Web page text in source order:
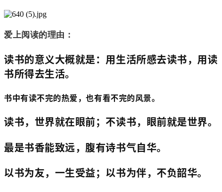
爱上阅读的理由：
读书的意义大概就是：用生活所感去读书，用读
书所得去生活。
书中有读不完的热爱，也有看不完的风景。
读书，世界就在眼前；不读书，眼前就是世界。
最是书香能致远，腹有诗书气自华。
以书为友，一生受益；以书为伴，不负韶华。